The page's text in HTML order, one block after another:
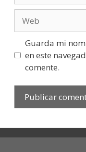
Guarda mi
en este
comente.